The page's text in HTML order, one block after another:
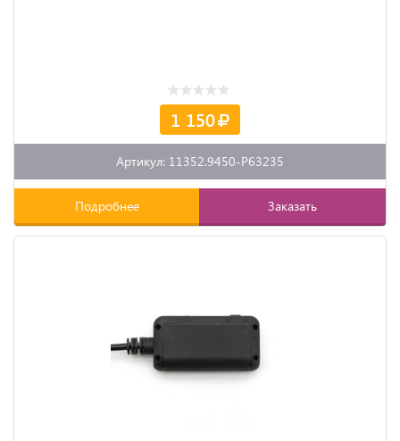
1 150
Артикул: 11352.9450-P63235
Подробнее Заказать